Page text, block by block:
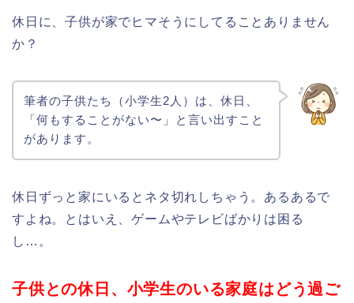
休日に、子供が家でヒマそうにしてることありません
か？
筆者の子供たち（小学生2人）は、休日、
「何もすることがない〜」と言い出すこと
があります。
休日ずっと家にいるとネタ切れしちゃう。あるあるで
すよね。とはいえ、ゲームやテレビばかりは困る
し…。
子供との休日、小学生のいる家庭はどう過ご